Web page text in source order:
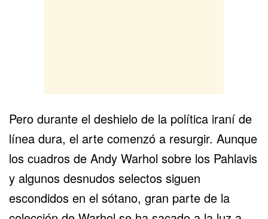
Pero durante el deshielo de la política iraní de
línea dura, el arte comenzó a resurgir. Aunque
los cuadros de Andy Warhol sobre los Pahlavis
y algunos desnudos selectos siguen
escondidos en el sótano, gran parte de la